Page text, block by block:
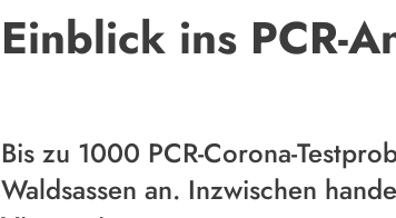
Einblick ins PCR-
Bis zu 1000 PCR-Corona-
Waldsassen an. Inzwischen